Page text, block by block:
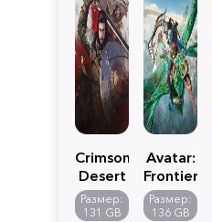
Crimson
Desert
Размер:
131 GB
Avatar:
Frontiers
of
Pandora
Размер:
136 GB